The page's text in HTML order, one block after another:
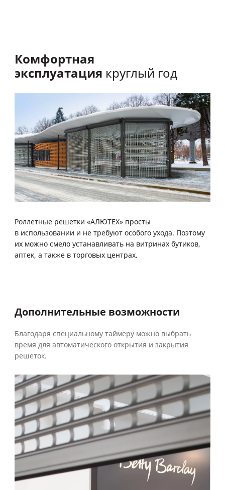
Комфортная
эксплуатация круглый год
Роллетные решетки «АЛЮТЕХ» просты
в использовании и не требуют особого ухода. Поэтому
их можно смело устанавливать на витринах бутиков,
аптек, а также в торговых центрах.
Дополнительные возможности
Благодаря специальному таймеру можно выбрать
время для автоматического открытия и закрытия
решеток.